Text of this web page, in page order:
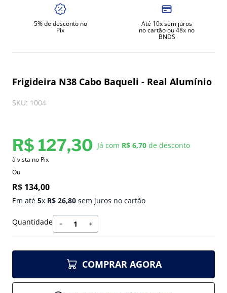
5% de desconto no
Pix
Até 10x sem juros
no cartão ou 48x no
BNDS
Frigideira N38 Cabo Baqueli - Real Alumínio
SKU: 1004
R$ 127,30 Já com R$ 6,70 de desconto
à vista no Pix
Ou
R$ 134,00
Em até 5x R$ 26,80 sem juros no cartão
Quantidade ＋
－
COMPRAR AGORA